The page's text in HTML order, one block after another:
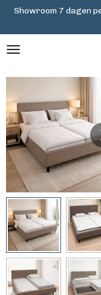
Ga
naar
de
Showroom 7 dagen